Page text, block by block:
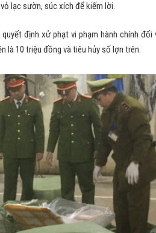
lạc sườn, súc xích để kiếm lời.
định xử phạt vi phạm hành chính đối
là 10 triệu đồng và tiêu hủy số lợn trên.